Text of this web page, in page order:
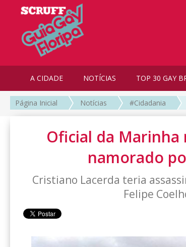
A CIDADE NOTÍCIAS TOP 30 GAY
Página Inicial Notícias #Cidadania
Oficial da Marinha
namorado
Cristiano Lacerda teria
Felipe